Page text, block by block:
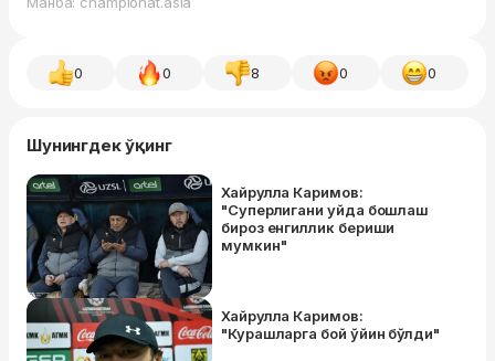
0 0 8 0 0
Шунингдек ўқинг
Хайрулла Каримов:
"Суперлигани уйда бошлаш
бироз енгиллик бериши
мумкин"
Хайрулла Каримов:
"Курашларга бой ўйин бўлди"